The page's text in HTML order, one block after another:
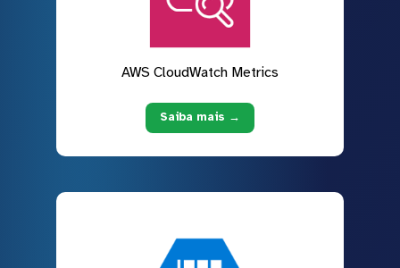
AWS CloudWatch Metrics
Saiba mais →